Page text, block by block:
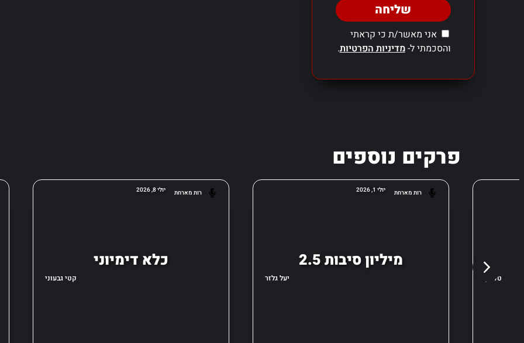
אני מאשר/ת כי קראתי
והסכמתי ל-מדיניות הפרטיות.
שליחה
פרקים נוספים
רות מארחת יולי 8, 2026
כלא דימיוני
קטי גבעוני
רות מארחת יולי 1, 2026
2.5 מיליון סיבות
יעל גלזר טל מן